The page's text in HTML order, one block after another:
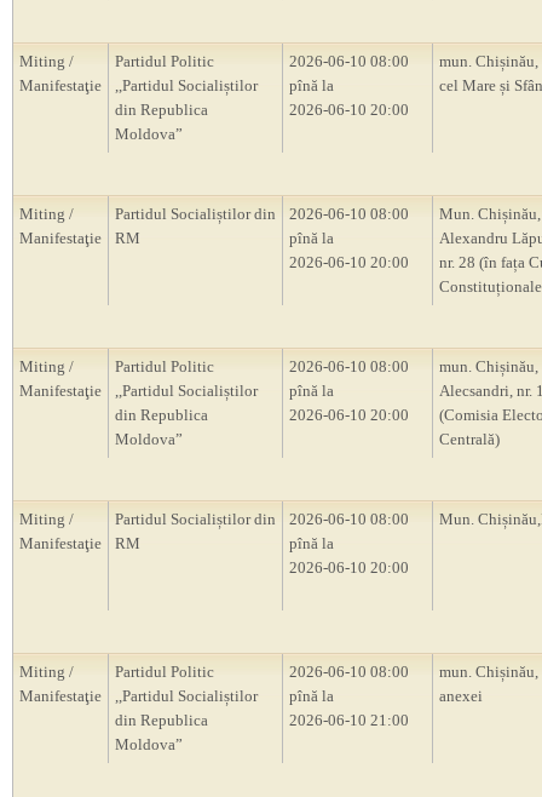
Miting /
Manifestaţie
Partidul Politic
,,Partidul Socialiștilor
din Republica
Moldova”
2026-06-10 08:00
pînă la
2026-06-10 20:00
mun. Chișinău,
cel Mare și
Miting /
Manifestaţie
Partidul Socialiștilor din
RM
2026-06-10 08:00
pînă la
2026-06-10 20:00
Mun. Chișinău,
Alexandru
nr. 28 (în fața
Miting /
Manifestaţie
Partidul Politic
,,Partidul Socialiștilor
din Republica
Moldova”
2026-06-10 08:00
pînă la
2026-06-10 20:00
mun. Chișinău,
Alecsandri, nr.
(Comisia
Centrală)
Miting /
Manifestaţie
Partidul Socialiștilor din
RM
2026-06-10 08:00
pînă la
2026-06-10 20:00
Mun.
Miting /
Manifestaţie
Partidul Politic
,,Partidul Socialiștilor
din Republica
Moldova”
2026-06-10 08:00
pînă la
2026-06-10 21:00
mun.
anexei